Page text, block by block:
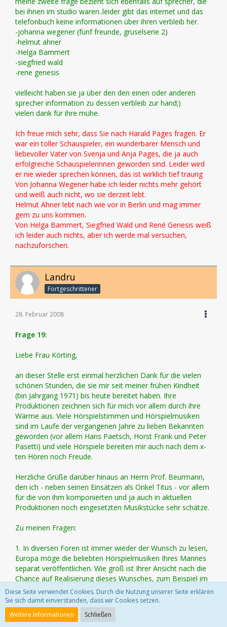
bei ihnen im studio waren..leider gibt das internet und das
telefonbuch keine informationen über ihren verbleib her.
-johanna wegener (fünf freunde, gruselserie 2)
-helmut ahner
-Helga Bammert
-siegfried wald
-rene genesis
vielleicht haben sie ja über den den einen oder anderen
sprecher information zu dessen verbleib zur hand;)
vielen dank für ihre mühe.
Ich freue mich sehr, dass Sie nach Harald Pages fragen. Er
war ein toller Schauspieler, ein wunderbarer Mensch und
liebevoller Vater von Svenja und Anja Pages, die ja auch
erfolgreiche Schauspielerinnen geworden sind. Leider wird
er nie wieder sprechen können, das ist wirklich tief traurig
Von Johanna Wegener habe ich leider nichts mehr gehört
und weiß auch nicht, wo sie derzeit lebt.
Helmut Ahner lebt nach wie vor in Berlin und mag immer
gern zu uns kommen.
Von Helga Bammert, Siegfried Wald und René Genesis weiß
ich leider auch nichts, aber ich werde mal versuchen,
nachzuforschen.
Landru
Fortgeschrittener
28. Februar 2008
Frage 19:
Liebe Frau Körting,
an dieser Stelle erst einmal herzlichen Dank für die vielen
schönen Stunden, die sie mir seit meiner frühen Kindheit
(bin Jahrgang 1971) bis heute bereitet haben. Ihre
Produktionen zeichnen sich für mich vor allem durch ihre
Wärme aus. Viele Hörspielstimmen und Hörspielmusiken
sind im Laufe der vergangenen Jahre zu lieben Bekannten
geworden (vor allem Hans Paetsch, Horst Frank und Peter
Pasetti) und viele Hörspiele bereiten mir auch nach dem x-
ten Hören noch Freude.
Herzliche Grüße darüber hinaus an Herrn Prof. Beurmann,
den ich - neben seinen Einsätzen als Onkel Titus - vor allem
für die von ihm komponierten und ja auch in aktuellen
Produktionen noch eingesetzten Musikstücke sehr schätze.
Zu meinen Fragen:
1. In diversen Foren ist immer wieder der Wunsch zu lesen,
Europa möge die beliebten Hörspielmusiken Ihres Mannes
separat veröffentlichen. Wie groß ist Ihrer Ansicht nach die
Chance auf Realisierung dieses Wunsches, zum Beispiel im
Rahmen der Originale (die ich übrigens ganz klasse finde)?
Der Wunsch nach den Hörspielmusiken ist auch schon oft
Diese Seite verwendet Cookies. Durch die Nutzung unserer Seite erklären
Sie sich damit einverstanden, dass wir Cookies setzen.
Weitere Informationen
Schließen